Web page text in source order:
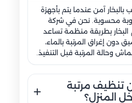
بالبخار آمن عندما يتم بأجهزة
محسوبة. نحن في شركة
البخار بطريقة منظمة تساعد
دون إغراق المرتبة بالماء،
وحالة المرتبة قبل التنفيذ.
تنظيف مرتبة
المنزل؟